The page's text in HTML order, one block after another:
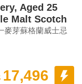
Aged 25
Malt Scotch
麥芽蘇格蘭威士忌
17,496